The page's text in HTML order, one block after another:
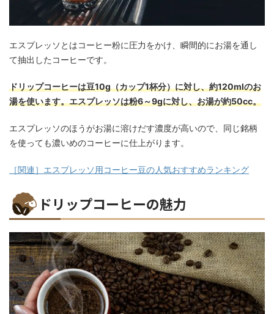
エスプレッソとはコーヒー粉に圧力をかけ、瞬間的にお湯を通し
て抽出したコーヒーです。
ドリップコーヒーは豆10g（カップ1杯分）に対し、約120mlのお
湯を使います。エスプレッソは粉6～9gに対し、お湯が約50cc。
エスプレッソのほうがお湯に溶けだす濃度が高いので、同じ銘柄
を使っても濃いめのコーヒーに仕上がります。
［関連］エスプレッソ用コーヒー豆の人気おすすめランキング
ドリップコーヒーの魅力